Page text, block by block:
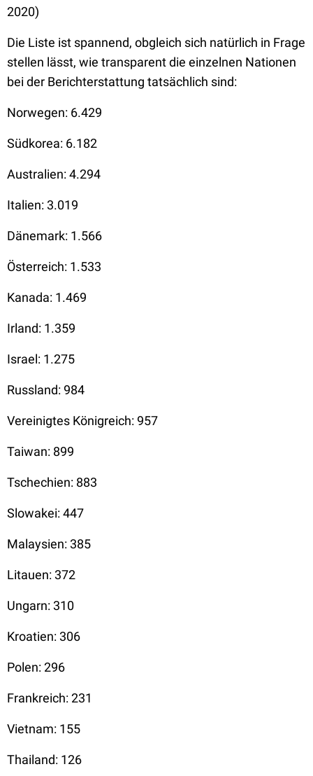
2020)
Die Liste ist spannend, obgleich sich natürlich in Frage
stellen lässt, wie transparent die einzelnen Nationen
bei der Berichterstattung tatsächlich sind:
Norwegen: 6.429
Südkorea: 6.182
Australien: 4.294
Italien: 3.019
Dänemark: 1.566
Österreich: 1.533
Kanada: 1.469
Irland: 1.359
Israel: 1.275
Russland: 984
Vereinigtes Königreich: 957
Taiwan: 899
Tschechien: 883
Slowakei: 447
Malaysien: 385
Litauen: 372
Ungarn: 310
Kroatien: 306
Polen: 296
Frankreich: 231
Vietnam: 155
Thailand: 126